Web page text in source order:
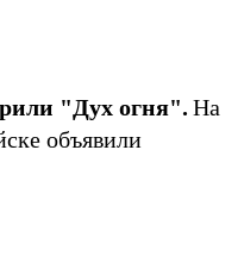
"Дух огня". На
объявили